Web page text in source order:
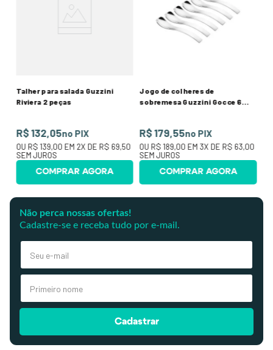
Talher para salada Guzzini
Riviera 2 peças
R$ 132,05no PIX
OU R$ 139,00 EM 2X DE R$ 69,50
SEM JUROS
COMPRAR AGORA
Jogo de colheres de
sobremesa Guzzini Gocce 6
R$ 179,55no PIX
OU R$ 189,00 EM 3X DE R$ 63,00
SEM JUROS
COMPRAR AGORA
Não perca nossas ofertas!
Cadastre-se e receba tudo por e-mail.
Cadastrar